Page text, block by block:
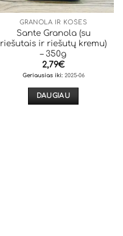
GRANOLA IR KOŠĖS
Sante Granola (su
riešutais ir riešutų kremu)
– 350g
2,79€
Geriausias iki:2025-06
DAUGIAU